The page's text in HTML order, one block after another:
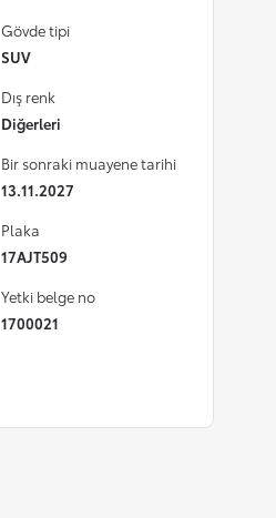
Gövde tipi
SUV
Dış renk
Diğerleri
Bir sonraki muayene tarihi
13.11.2027
Plaka
17AJT509
Yetki belge no
1700021